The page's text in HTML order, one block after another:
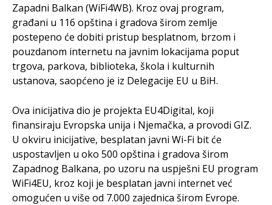
Zapadni Balkan (WiFi4WB). Kroz ovaj program,
građani u 116 opština i gradova širom zemlje
postepeno će dobiti pristup besplatnom, brzom i
pouzdanom internetu na javnim lokacijama poput
trgova, parkova, biblioteka, škola i kulturnih
ustanova, saopćeno je iz Delegacije EU u BiH.
Ova inicijativa dio je projekta EU4Digital, koji
finansiraju Evropska unija i Njemačka, a provodi GIZ.
U okviru inicijative, besplatan javni Wi-Fi bit će
uspostavljen u oko 500 opština i gradova širom
Zapadnog Balkana, po uzoru na uspješni EU program
WiFi4EU, kroz koji je besplatan javni internet već
omogućen u više od 7.000 zajednica širom Evrope.